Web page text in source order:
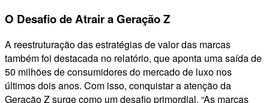
O Desafio de Atrair a Geração Z
A reestruturação das estratégias de valor das marcas
também foi destacada no relatório, que aponta uma saída de
50 milhões de consumidores do mercado de luxo nos
últimos dois anos. Com isso, conquistar a atenção da
Geração Z surge como um desafio primordial. “As marcas